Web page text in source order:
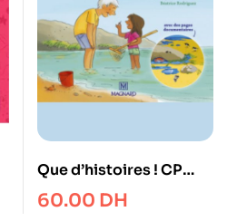
Que d’histoires ! CP
Série 3 – Les pieds dans
l’eau
60.00 DH